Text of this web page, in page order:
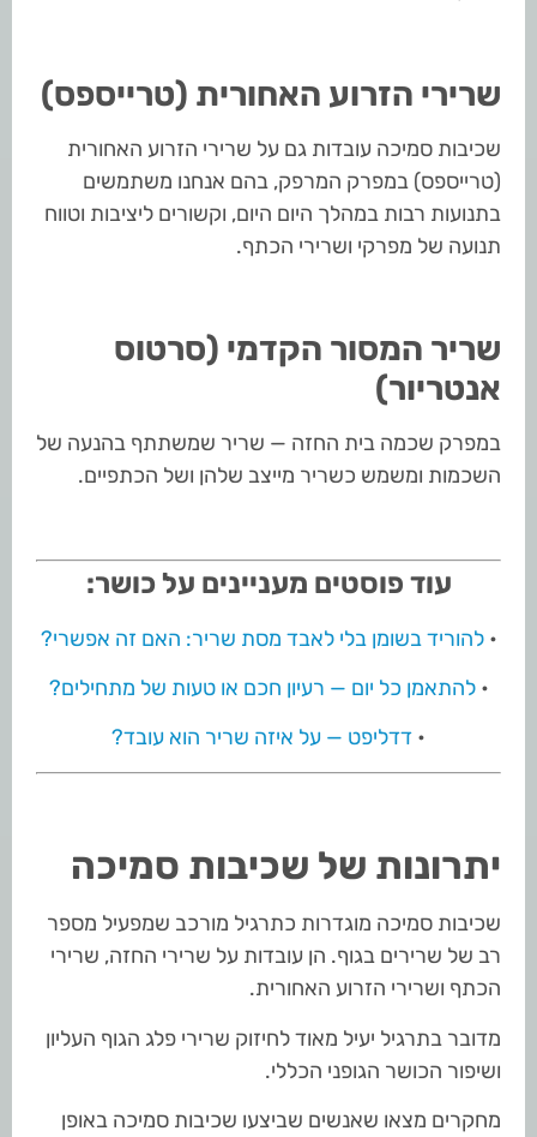
שרירי הזרוע האחורית (טרייספס)
שכיבות סמיכה עובדות גם על שרירי הזרוע האחורית
(טרייספס) במפרק המרפק, בהם אנחנו משתמשים
בתנועות רבות במהלך היום היום, וקשורים ליציבות וטווח
תנועה של מפרקי ושרירי הכתף.
שריר המסור הקדמי (סרטוס
אנטריור)
במפרק שכמה בית החזה — שריר שמשתתף בהנעה של
השכמות ומשמש כשריר מייצב שלהן ושל הכתפיים.
עוד פוסטים מעניינים על כושר:
•להוריד בשומן בלי לאבד מסת שריר: האם זה אפשרי?
•להתאמן כל יום — רעיון חכם או טעות של מתחילים?
• דדליפט — על איזה שריר הוא עובד?
יתרונות של שכיבות סמיכה
שכיבות סמיכה מוגדרות כתרגיל מורכב שמפעיל מספר
רב של שרירים בגוף. הן עובדות על שרירי החזה, שרירי
הכתף ושרירי הזרוע האחורית.
מדובר בתרגיל יעיל מאוד לחיזוק שרירי פלג הגוף העליון
ושיפור הכושר הגופני הכללי.
מחקרים מצאו שאנשים שביצעו שכיבות סמיכה באופן